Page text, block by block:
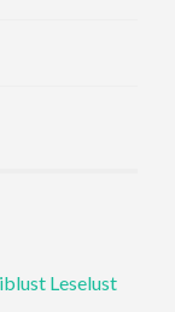
Leselust